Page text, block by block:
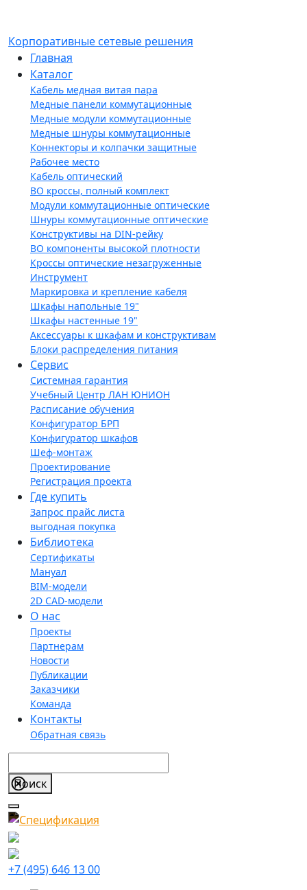
Корпоративные сетевые решения
Главная
Каталог
Кабель медная витая пара
Медные панели коммутационные
Медные модули коммутационные
Медные шнуры коммутационные
Коннекторы и колпачки защитные
Рабочее место
Кабель оптический
ВО кроссы, полный комплект
Модули коммутационные оптические
Шнуры коммутационные оптические
Конструктивы на DIN-рейку
ВО компоненты высокой плотности
Кроссы оптические незагруженные
Инструмент
Маркировка и крепление кабеля
Шкафы напольные 19"
Шкафы настенные 19"
Аксессуары к шкафам и конструктивам
Блоки распределения питания
Сервис
Системная гарантия
Учебный Центр ЛАН ЮНИОН
Расписание обучения
Конфигуратор БРП
Конфигуратор шкафов
Шеф-монтаж
Проектирование
Регистрация проекта
Где купить
Запрос прайс листа
выгодная покупка
Библиотека
Сертификаты
Мануал
BIM-модели
2D CAD-модели
О нас
Проекты
Партнерам
Новости
Публикации
Заказчики
Команда
Контакты
Обратная связь
+7 (495) 646 13 00